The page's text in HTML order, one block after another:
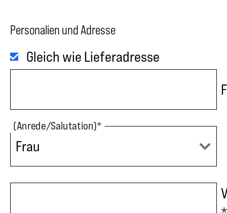
Personalien und Adresse
Gleich wie Lieferadresse
(Anrede/Salutation)*